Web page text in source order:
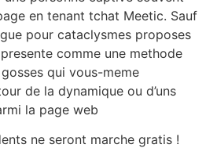
en tenant tchat Meetic. Sauf
pour cataclysmes proposes
comme une methode
qui vous-meme
de la dynamique ou d’uns
la page web
ne seront marche gratis !